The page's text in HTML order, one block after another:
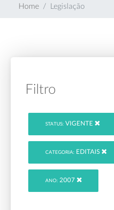
Home Legislação
Filtro
STATUS: VIGENTE
CATEGORIA: EDITAIS
ANO: 2007